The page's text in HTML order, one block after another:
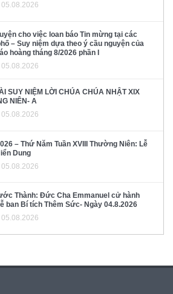
cho việc loan báo Tin mừng tại các
– Suy niệm dựa theo ý cầu nguyện của
hoàng tháng 8/2026 phần I
SUY NIỆM LỜI CHÚA CHÚA NHẬT XIX
NIÊN- A
– Thứ Năm Tuần XVIII Thường Niên: Lễ
Dung
Thành: Đức Cha Emmanuel cử hành
ban Bí tích Thêm Sức- Ngày 04.8.2026